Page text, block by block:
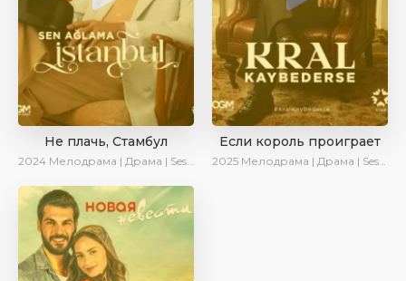
Не плачь, Стамбул
2024 Мелодрама | Драма | SesDizi | Сериалы 2024
Если король проиграет
2025 Мелодрама | Драма | SesDizi | Ирина Котова | AlisaDirilis | Turok1990 | Новинки | Сериалы 2025